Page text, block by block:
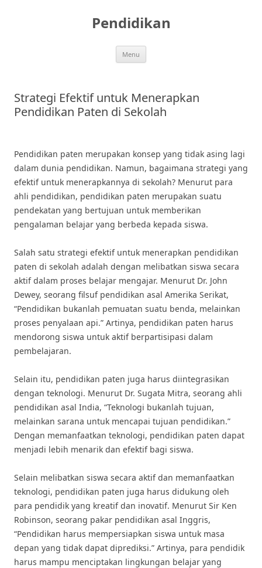
Pendidikan
Menu
Strategi Efektif untuk Menerapkan
Pendidikan Paten di Sekolah
Pendidikan paten merupakan konsep yang tidak asing lagi
dalam dunia pendidikan. Namun, bagaimana strategi yang
efektif untuk menerapkannya di sekolah? Menurut para
ahli pendidikan, pendidikan paten merupakan suatu
pendekatan yang bertujuan untuk memberikan
pengalaman belajar yang berbeda kepada siswa.
Salah satu strategi efektif untuk menerapkan pendidikan
paten di sekolah adalah dengan melibatkan siswa secara
aktif dalam proses belajar mengajar. Menurut Dr. John
Dewey, seorang filsuf pendidikan asal Amerika Serikat,
“Pendidikan bukanlah pemuatan suatu benda, melainkan
proses penyalaan api.” Artinya, pendidikan paten harus
mendorong siswa untuk aktif berpartisipasi dalam
pembelajaran.
Selain itu, pendidikan paten juga harus diintegrasikan
dengan teknologi. Menurut Dr. Sugata Mitra, seorang ahli
pendidikan asal India, “Teknologi bukanlah tujuan,
melainkan sarana untuk mencapai tujuan pendidikan.”
Dengan memanfaatkan teknologi, pendidikan paten dapat
menjadi lebih menarik dan efektif bagi siswa.
Selain melibatkan siswa secara aktif dan memanfaatkan
teknologi, pendidikan paten juga harus didukung oleh
para pendidik yang kreatif dan inovatif. Menurut Sir Ken
Robinson, seorang pakar pendidikan asal Inggris,
“Pendidikan harus mempersiapkan siswa untuk masa
depan yang tidak dapat diprediksi.” Artinya, para pendidik
harus mampu menciptakan lingkungan belajar yang